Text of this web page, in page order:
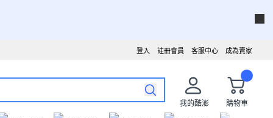
成為賣家
客服中心
註冊會員
登入
我的酷澎
購物車